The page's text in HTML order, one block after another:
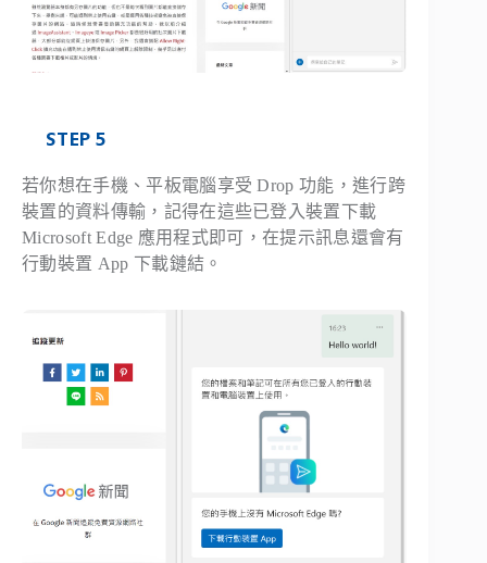
STEP 5
若你想在手機、平板電腦享受 Drop 功能，進行跨
裝置的資料傳輸，記得在這些已登入裝置下載
Microsoft Edge 應用程式即可，在提示訊息還會有
行動裝置 App 下載鏈結。